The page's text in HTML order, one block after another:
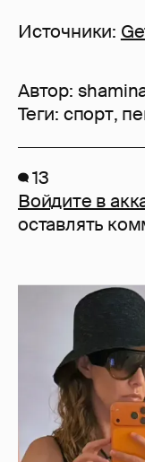
Источники:
Автор:
Теги: спорт,
13
Войдите в
оставлять